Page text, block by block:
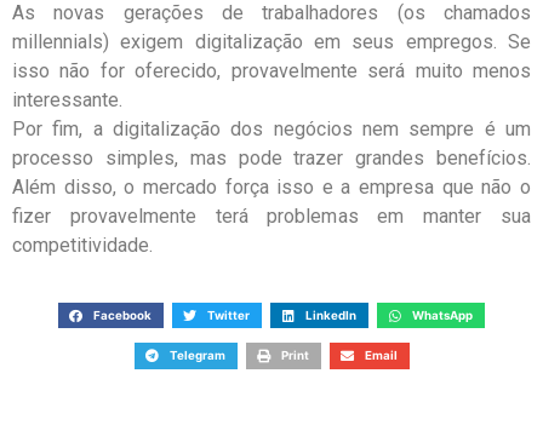
As novas gerações de trabalhadores (os chamados
millennials) exigem digitalização em seus empregos. Se
isso não for oferecido, provavelmente será muito menos
interessante.
Por fim, a digitalização dos negócios nem sempre é um
processo simples, mas pode trazer grandes benefícios.
Além disso, o mercado força isso e a empresa que não o
fizer provavelmente terá problemas em manter sua
competitividade.
Facebook Twitter LinkedIn WhatsApp
Telegram Print Email